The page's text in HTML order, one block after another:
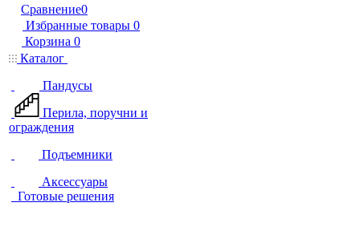
Сравнение0
Избранные товары 0
Корзина 0
Каталог
Пандусы
Перила, поручни и
ограждения
Подъемники
Аксессуары
Готовые решения